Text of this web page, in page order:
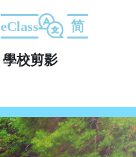
eClass 简
學校剪影